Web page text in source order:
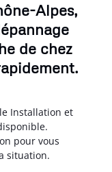
Alpes,
de chez
Installation et
pour vous
situation.